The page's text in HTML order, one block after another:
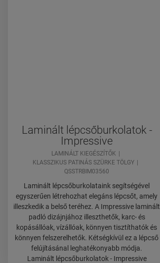
Laminált lépcsőburkolatok -
Impressive
LAMINÁLT KIEGÉSZÍTŐK
KLASSZIKUS PATINÁS SZÜRKE TÖLGY
QSSTRBIM03560
Laminált lépcsőburkolataink segítségével
egyszerűen létrehozhat elegáns lépcsőt, amely
illeszkedik a belső teréhez. A Impressive laminált
padló dizájnjához illeszthetők, karc- és
kopásállóak, vízállóak, könnyen tisztíthatók és
könnyen felszerelhetők. Kétségkívül ez a lépcső
felújításánal leghatékonyabb módja.
Laminált lépcsőburkolatok - Impressive